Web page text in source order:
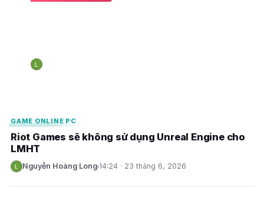
N
GAME ONLINE PC
Riot Games sẽ không sử dụng Unreal Engine cho
LMHT
N Nguyễn Hoàng Long 14:24 · 23 tháng 6, 2026